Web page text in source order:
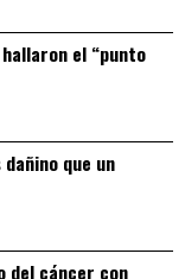
el “punto
dañino que un
del cáncer con